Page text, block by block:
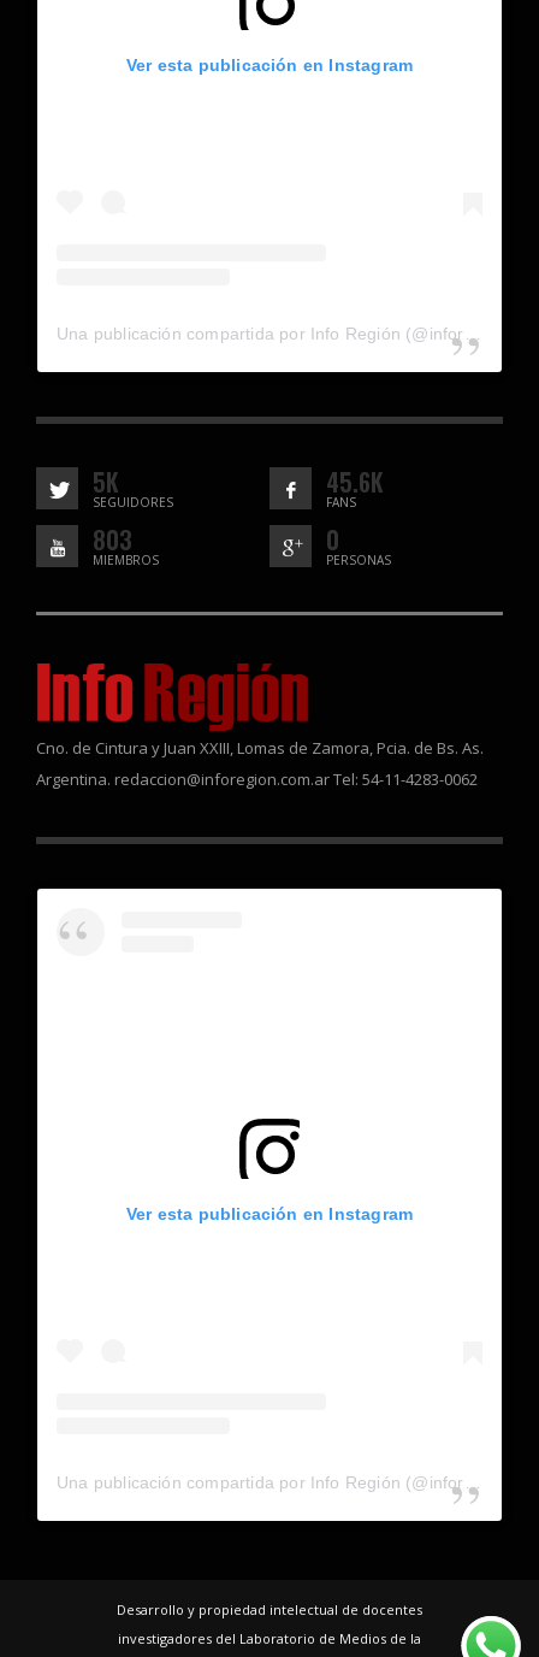
Ver esta publicación en Instagram
5K
SEGUIDORES
45.6K
FANS
803
MIEMBROS
0
PERSONAS
Cno. de Cintura y Juan XXIII, Lomas de Zamora, Pcia. de Bs. As.
Argentina. redaccion@inforegion.com.ar Tel: 54-11-4283-0062
Ver esta publicación en Instagram
Desarrollo y propiedad intelectual de docentes
investigadores del Laboratorio de Medios de la